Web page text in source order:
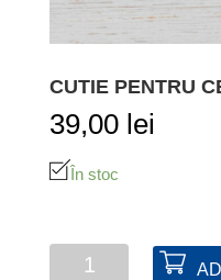
CUTIE PENTRU
39,00 lei
În stoc
Cantitate